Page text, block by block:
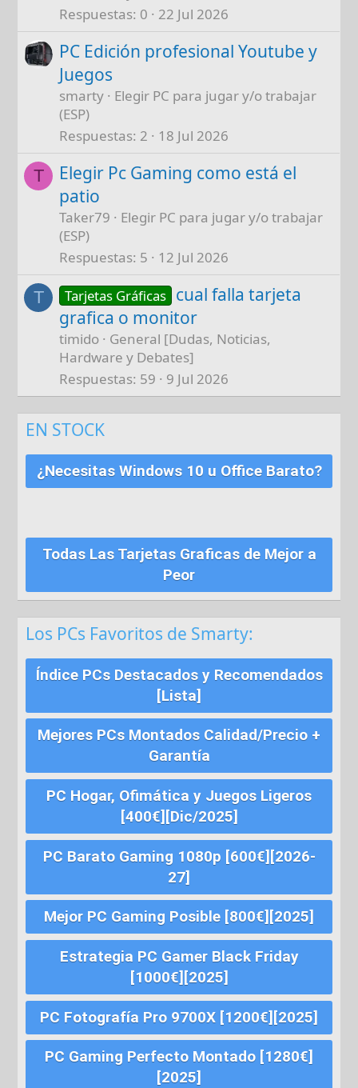
Respuestas 0 22 Jul 2026
PC Edición profesional Youtube y
Juegos
smarty
Elegir PC para jugar y/o trabajar
(ESP)
Respuestas 2 18 Jul 2026
T
Elegir Pc Gaming como está el
patio
Taker79
Elegir PC para jugar y/o trabajar
(ESP)
Respuestas 5 12 Jul 2026
T Tarjetas Gráficas cual falla tarjeta
grafica o monitor
timido
General [Dudas, Noticias,
Hardware y Debates]
Respuestas 59 9 Jul 2026
EN STOCK
¿Necesitas Windows 10 u Office Barato?
Todas Las Tarjetas Graficas de Mejor a
Peor
Los PCs Favoritos de Smarty:
Índice PCs Destacados y Recomendados
[Lista]
Mejores PCs Montados Calidad/Precio +
Garantía
PC Hogar, Ofimática y Juegos Ligeros
[400€][Dic/2025]
PC Barato Gaming 1080p [600€][2026-
27]
Mejor PC Gaming Posible [800€][2025]
Estrategia PC Gamer Black Friday
[1000€][2025]
PC Fotografía Pro 9700X [1200€][2025]
PC Gaming Perfecto Montado [1280€]
[2025]